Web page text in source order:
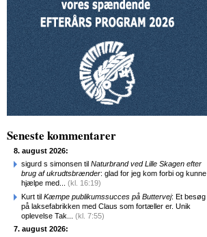
Seneste kommentarer
8. august 2026:
sigurd s simonsen til Naturbrand ved Lille Skagen efter
brug af ukrudtsbrænder: glad for jeg kom forbi og kunne
hjælpe med... (kl. 16:19)
Kurt til Kæmpe publikumssucces på Buttervej: Et besøg
på laksefabrikken med Claus som fortæller er. Unik
oplevelse Tak... (kl. 7:55)
7. august 2026: